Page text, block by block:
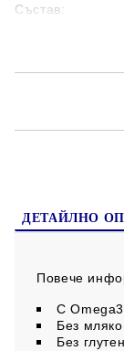
Състав:
ДЕТАЙЛНО
Повече
С
Без мляко
Без глутен